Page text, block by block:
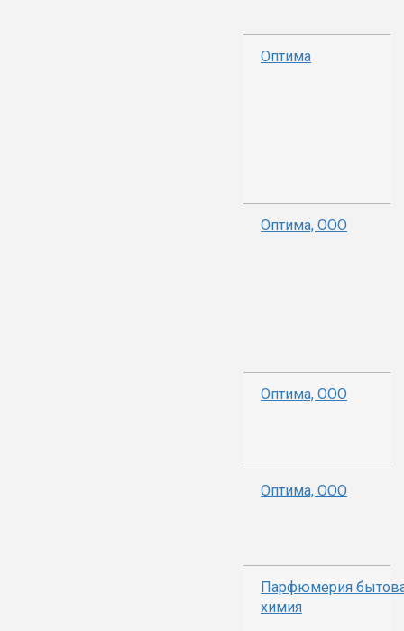
Оптима
Оптима, ООО
Оптима, ООО
Оптима, ООО
Парфюмерия
химия